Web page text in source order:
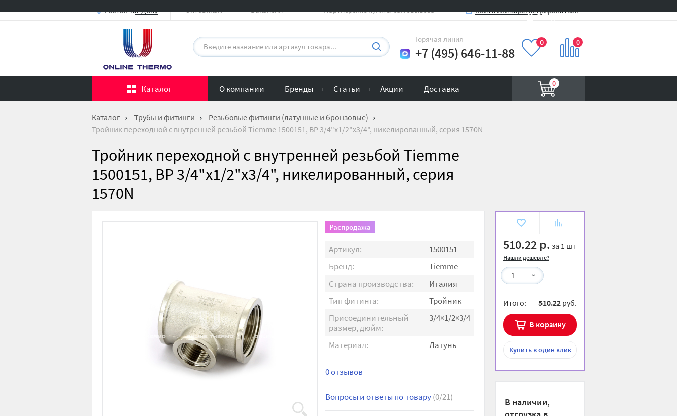
Ростов-на-Дону Оптовикам Вакансии Партнерские пункты самовывоза Войти или зарегистрироваться
Горячая линия
+7 (495) 646-11-88
0 0
Каталог О компании Бренды Статьи Акции Доставка 0
Вход на сайт
Каталог Трубы и фитинги
Резьбовые фитинги (латунные и бронзовые)
Тройник переходной с внутренней резьбой Tiemme 1500151, ВР 3/4"x1/2"x3/4", никелированный, серия 1570N
Тройник переходной с внутренней резьбой Tiemme
1500151, ВР 3/4"x1/2"x3/4", никелированный, серия
1570N
510.22 р. за 1 шт
Нашли дешевле?
1
Итого: 510.22 руб.
В корзину
Купитьв один клик
В наличии,
Распродажа
Артикул:
1500151
Бренд:
Tiemme
Страна производства:
Италия
Тип фитинга:
Тройник
Присоединительный
размер, дюйм:
3/4×1/2×3/4
Материал: Латунь
0 отзывов
Вопросы и ответы по товару(0/21)